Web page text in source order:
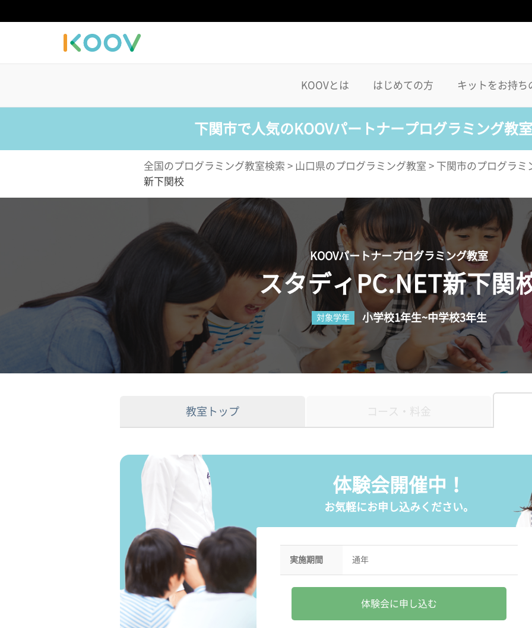
KOOVとは はじめての方 キットをお持ち
下関市で人気のKOOVパートナープログラミング教
全国のプログラミング教室検索 > 山口県のプログラミング教室 > 下関市のプログラミ
新下関校
KOOVパートナープログラミング教室
スタディPC.NET新下関
対象学年 小学校1年生~中学校3年生
教室トップ コース・料金
体験会開催中！
お気軽にお申し込みください。
実施期間 通年
体験会に申し込む